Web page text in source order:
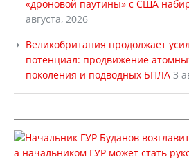
«дроновой паутины» с США
августа, 2026
Великобритания продолжает
потенциал: продвижение
поколения и подводных БПЛА 3